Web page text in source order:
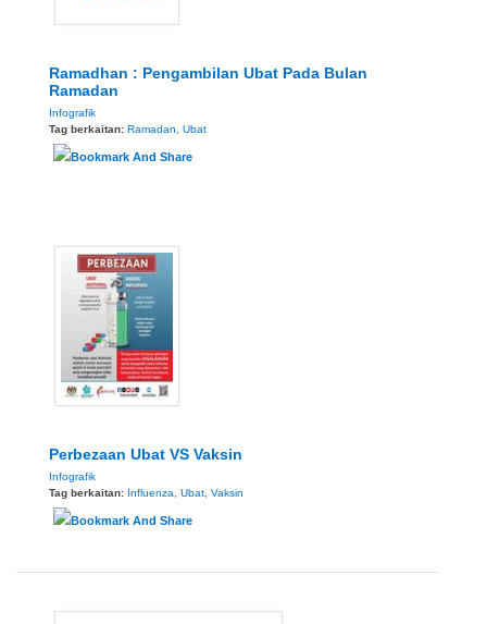
Ramadhan : Pengambilan Ubat Pada Bulan
Ramadan
Infografik
Tag berkaitan: Ramadan, Ubat
Perbezaan Ubat VS Vaksin
Infografik
Tag berkaitan: Influenza Ubat Vaksin